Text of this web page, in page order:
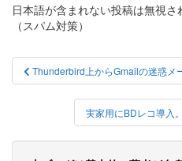
日本語が含まれない投稿は無視さ
（スパム対策）
投
稿
ビ
Thunderbird上からGmailの迷惑メ
実家用にBDレコ導入